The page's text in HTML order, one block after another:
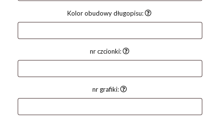
Kolor obudowy długopisu:
nr czcionki:
nr grafiki: